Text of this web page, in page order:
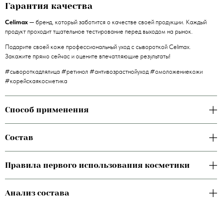
Гарантия качества
Celimax — бренд, который заботится о качестве своей продукции. Каждый
продукт проходит тщательное тестирование перед выходом на рынок.
Подарите своей коже профессиональный уход с сывороткой Celimax.
Закажите прямо сейчас и оцените впечатляющие результаты!
#сывороткадлялица #ретинол #антивозрастнойуход #омоложениекожи
#корейскаякосметика
Способ применения
Состав
Правила первого использования косметики
Анализ состава